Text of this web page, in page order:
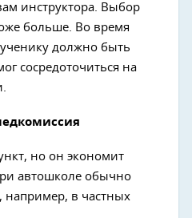
инструктора. Выбор
больше. Во время
должно быть
сосредоточиться на
но он экономит
автошколе обычно
например, в частных